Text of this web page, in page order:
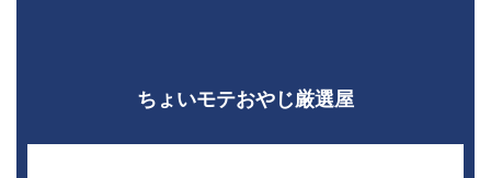
ちょいモテおやじ厳選屋